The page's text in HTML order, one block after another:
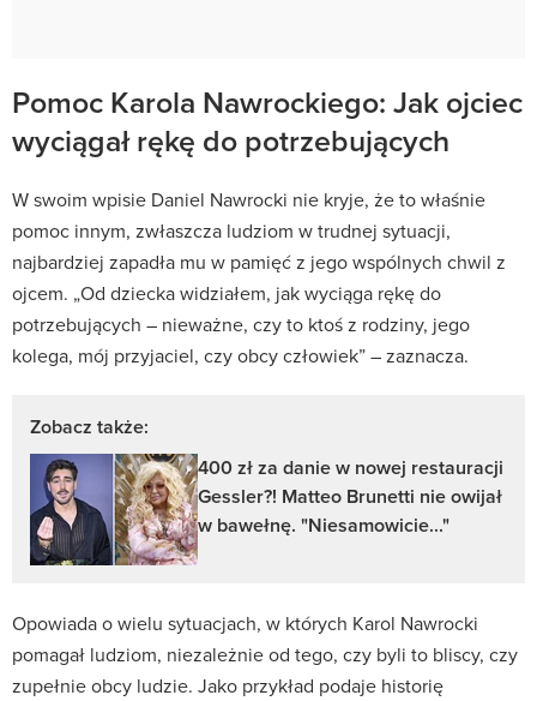
Pomoc Karola Nawrockiego: Jak ojciec
wyciągał rękę do potrzebujących
W swoim wpisie Daniel Nawrocki nie kryje, że to właśnie
pomoc innym, zwłaszcza ludziom w trudnej sytuacji,
najbardziej zapadła mu w pamięć z jego wspólnych chwil z
ojcem. „Od dziecka widziałem, jak wyciąga rękę do
potrzebujących – nieważne, czy to ktoś z rodziny, jego
kolega, mój przyjaciel, czy obcy człowiek” – zaznacza.
Zobacz także:
400 zł za danie w nowej restauracji
Gessler?! Matteo Brunetti nie owijał
w bawełnę. "Niesamowicie..."
Opowiada o wielu sytuacjach, w których Karol Nawrocki
pomagał ludziom, niezależnie od tego, czy byli to bliscy, czy
zupełnie obcy ludzie. Jako przykład podaje historię